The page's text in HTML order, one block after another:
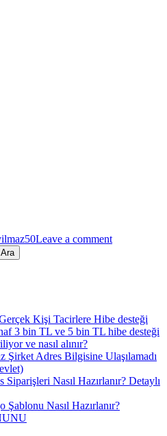
Leave a comment
Kişi Tacirlere Hibe desteği
3 bin TL ve 5 bin TL hibe desteği
ve nasıl alınır?
Şirket Adres Bilgisine Ulaşılamadı
Nasıl Hazırlanır? Detaylı
Nasıl Hazırlanır?